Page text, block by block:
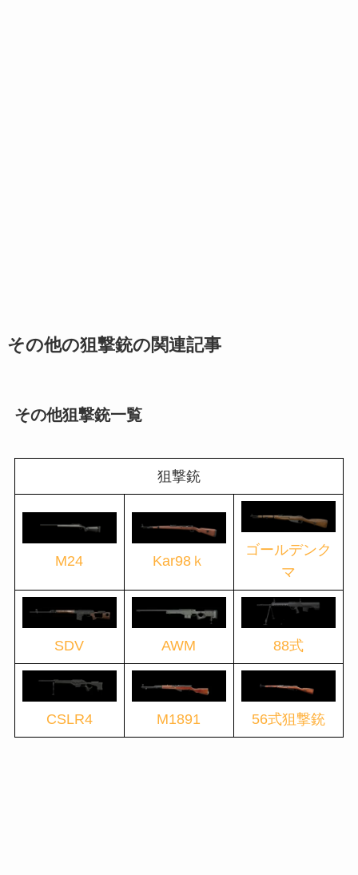
その他の狙撃銃の関連記事
その他狙撃銃一覧
狙撃銃
M24 Kar98ｋ
ゴールデンク
マ
SDV AWM 88式
CSLR4 M1891 56式狙撃銃